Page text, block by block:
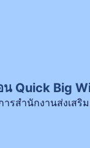
Quick Big
รสำนักงานส่งเสริ